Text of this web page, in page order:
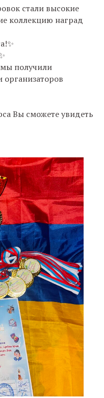
стали высокие
коллекцию наград
мы получили
Вы сможете увидеть